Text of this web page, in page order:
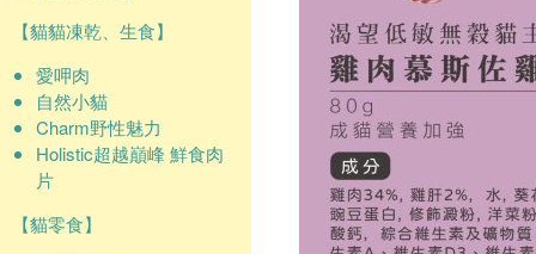
【貓貓凍乾、生食】
愛呷肉
自然小貓
Charm野性魅力
Holistic超越巔峰 鮮食肉
片
【貓零食】